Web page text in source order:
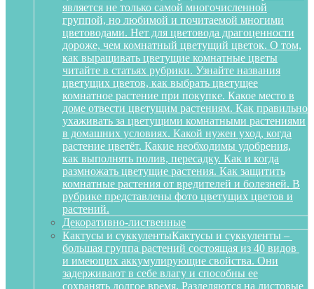
является не только самой многочисленной
группой, но любимой и почитаемой многими
цветоводами. Нет для цветовода драгоценности
дороже, чем комнатный цветущий цветок. О том,
как выращивать цветущие комнатные цветы
читайте в статьях рубрики. Узнайте названия
цветущих цветов, как выбрать цветущее
комнатное растение при покупке. Какое место в
доме отвести цветущим растениям. Как правильно
ухаживать за цветущими комнатными растениями
в домашних условиях. Какой нужен уход, когда
растение цветёт. Какие необходимы удобрения,
как выполнять полив, пересадку. Как и когда
размножать цветущие растения. Как защитить
комнатные растения от вредителей и болезней. В
рубрике представлены фото цветущих цветов и
растений.
Декоративно-лиственные
Кактусы и суккулентыКактусы и суккуленты –
большая группа растений состоящая из 40 видов
и имеющих аккумулирующие свойства. Они
задерживают в себе влагу и способны ее
сохранять долгое время. Разделяются на листовые